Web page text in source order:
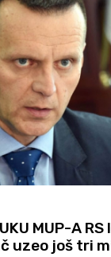
MUP-A RS
uzeo još tri